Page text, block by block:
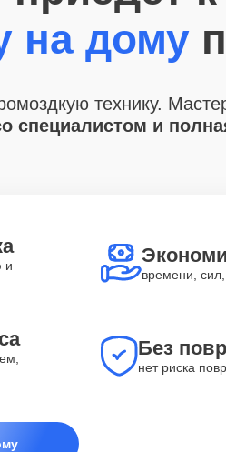
на дому
технику.
специалистом и
и
времени,
Без
нет риска